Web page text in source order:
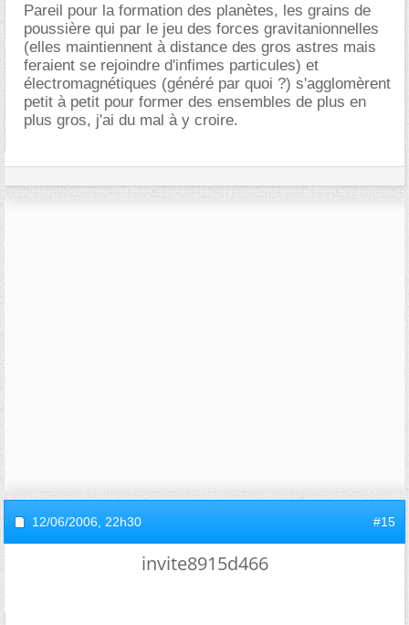
Pareil pour la formation des planètes, les grains de
poussière qui par le jeu des forces gravitanionnelles
(elles maintiennent à distance des gros astres mais
feraient se rejoindre d'infimes particules) et
électromagnétiques (généré par quoi ?) s'agglomèrent
petit à petit pour former des ensembles de plus en
plus gros, j'ai du mal à y croire.
12/06/2006, 22h30 #15
invite8915d466